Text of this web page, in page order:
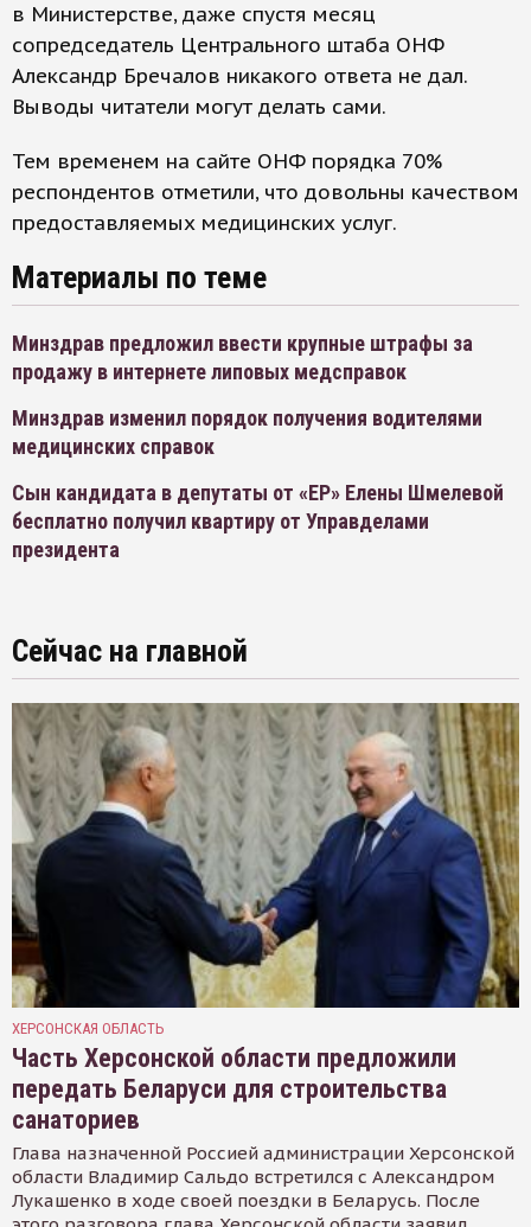
в Министерстве, даже спустя месяц
сопредседатель Центрального штаба ОНФ
Александр Бречалов никакого ответа не дал.
Выводы читатели могут делать сами.
Тем временем на сайте ОНФ порядка 70%
респондентов отметили, что довольны качеством
предоставляемых медицинских услуг.
Материалы по теме
Минздрав предложил ввести крупные штрафы за
продажу в интернете липовых медсправок
Минздрав изменил порядок получения водителями
медицинских справок
Сын кандидата в депутаты от «ЕР» Елены Шмелевой
бесплатно получил квартиру от Управделами
президента
Сейчас на главной
ХЕРСОНСКАЯ ОБЛАСТЬ
Часть Херсонской области предложили
передать Беларуси для строительства
санаториев
Глава назначенной Россией администрации Херсонской
области Владимир Сальдо встретился с Александром
Лукашенко в ходе своей поездки в Беларусь. После